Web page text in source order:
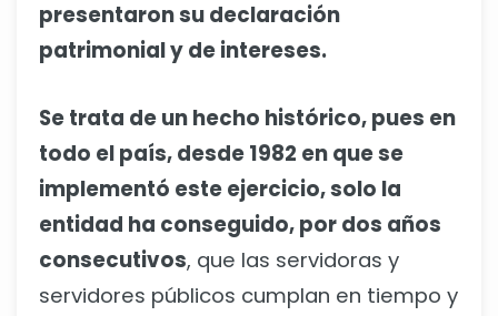
presentaron su declaración
patrimonial y de intereses.
Se trata de un hecho histórico, pues en
todo el país, desde 1982 en que se
implementó este ejercicio, solo la
entidad ha conseguido, por dos años
consecutivos, que las servidoras y
servidores públicos cumplan en tiempo y